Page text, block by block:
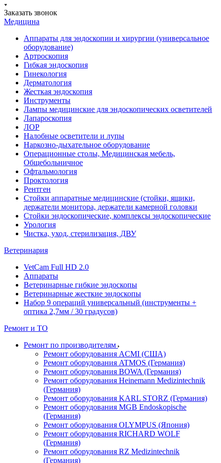
Заказать звонок
Медицина
Аппараты для эндоскопии и хирургии (универсальное
оборудование)
Артроскопия
Гибкая эндоскопия
Гинекология
Дерматология
Жесткая эндоскопия
Инструменты
Лампы медицинские для эндоскопических осветителей
Лапароскопия
ЛОР
Налобные осветители и лупы
Наркозно-дыхательное оборудование
Операционные столы, Медицинская мебель,
Общебольничное
Офтальмология
Проктология
Рентген
Стойки аппаратные медицинские (стойки, ящики,
держатели монитора, держатели камерной головки
Стойки эндоскопические, комплексы эндоскопические
Урология
Чистка, уход, стерилизация, ДВУ
Ветеринария
VetCam Full HD 2.0
Аппараты
Ветеринарные гибкие эндоскопы
Ветеринарные жесткие эндоскопы
Набор 9 операций универсальный (инструменты +
оптика 2,7мм / 30 градусов)
Ремонт и ТО
Ремонт по производителям
Ремонт оборудования ACMI (США)
Ремонт оборудования ATMOS (Германия)
Ремонт оборудования BOWA (Германия)
Ремонт оборудования Heinemann Medizintechnik
(Германия)
Ремонт оборудования KARL STORZ (Германия)
Ремонт оборудования MGB Endoskopische
(Германия)
Ремонт оборудования OLYMPUS (Япония)
Ремонт оборудования RICHARD WOLF
(Германия)
Ремонт оборудования RZ Medizintechnik
(Германия)